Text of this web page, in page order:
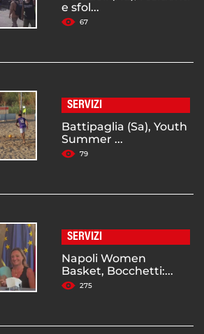
e sfol...
67
SERVIZI
Battipaglia (Sa), Youth
Summer ...
79
SERVIZI
Napoli Women
Basket, Bocchetti:...
275